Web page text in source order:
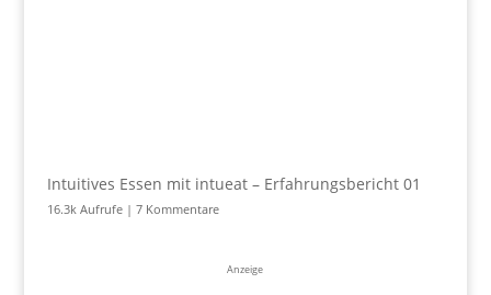
Intuitives Essen mit intueat – Erfahrungsbericht 01
16.3k Aufrufe| 7 Kommentare
Anzeige